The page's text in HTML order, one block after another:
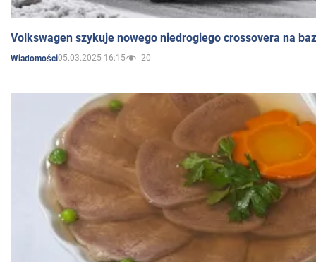
Volkswagen szykuje nowego niedrogiego crossovera na
Wiadomości05.03.2025 16:15 20